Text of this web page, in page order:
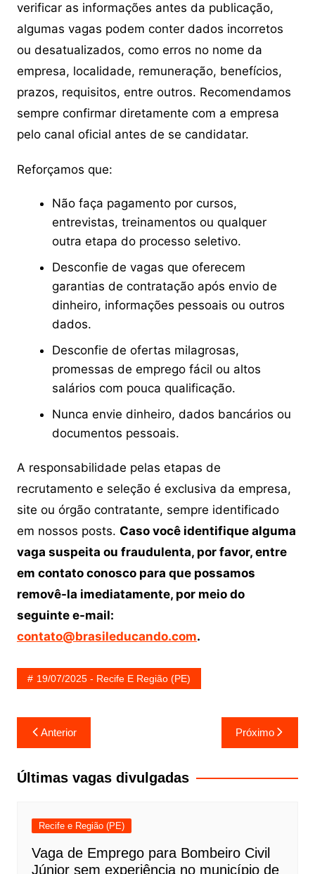
verificar as informações antes da publicação,
algumas vagas podem conter dados incorretos
ou desatualizados, como erros no nome da
empresa, localidade, remuneração, benefícios,
prazos, requisitos, entre outros. Recomendamos
sempre confirmar diretamente com a empresa
pelo canal oficial antes de se candidatar.
Reforçamos que:
Não faça pagamento por cursos,
entrevistas, treinamentos ou qualquer
outra etapa do processo seletivo.
Desconfie de vagas que oferecem
garantias de contratação após envio de
dinheiro, informações pessoais ou outros
dados.
Desconfie de ofertas milagrosas,
promessas de emprego fácil ou altos
salários com pouca qualificação.
Nunca envie dinheiro, dados bancários ou
documentos pessoais.
A responsabilidade pelas etapas de
recrutamento e seleção é exclusiva da empresa,
site ou órgão contratante, sempre identificado
em nossos posts. Caso você identifique alguma
vaga suspeita ou fraudulenta, por favor, entre
em contato conosco para que possamos
removê-la imediatamente, por meio do
seguinte e-mail:
contato@brasileducando.com.
19/07/2025 - Recife E Região (PE)
Navegação
de
Post
Anterior Próximo
Últimas vagas divulgadas
Recife e Região (PE)
Vaga de Emprego para Bombeiro Civil
Júnior sem experiência no município de